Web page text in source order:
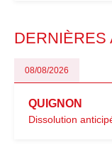
DERNIÈRES
08/08/2026
QUIGNON
Dissolution